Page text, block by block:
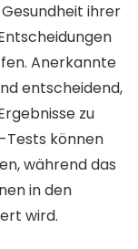
ihrer
Anerkannte
entscheidend,
zu
Tests können
während das
in den
wird.